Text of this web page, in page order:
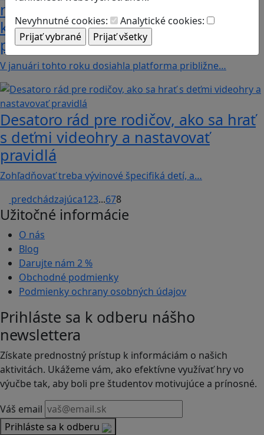
Nevyhnutné cookies:
Analytické cookies:
niekoľko užitočných rád a funkcií,
ktoré pomôžu k bezpečnému
používaniu
V januári tohto roku dosiahla platforma približne…
Desatoro rád pre rodičov, ako sa hrať
s deťmi videohry a nastavovať
pravidlá
Zohľadňovať treba vývinové špecifiká detí, a…
predchádzajúca123...678
Užitočné informácie
O nás
Blog
Darujte nám 2 %
Obchodné podmienky
Podmienky ochrany osobných údajov
Prihláste sa k odberu nášho
newslettera
Získate prednostný prístup k informáciám o našich
aktivitách. Ukážeme vám, ako efektívne využívať hry vo
výučbe tak, aby boli pre študentov motivujúce a prínosné.
Váš email
Prihláste sa k odberu